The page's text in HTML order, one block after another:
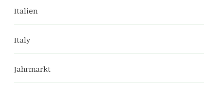
Italien
Italy
Jahrmarkt